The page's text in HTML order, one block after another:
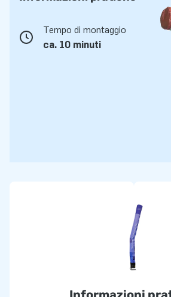
Tempo di montaggio
ca. 10 minuti